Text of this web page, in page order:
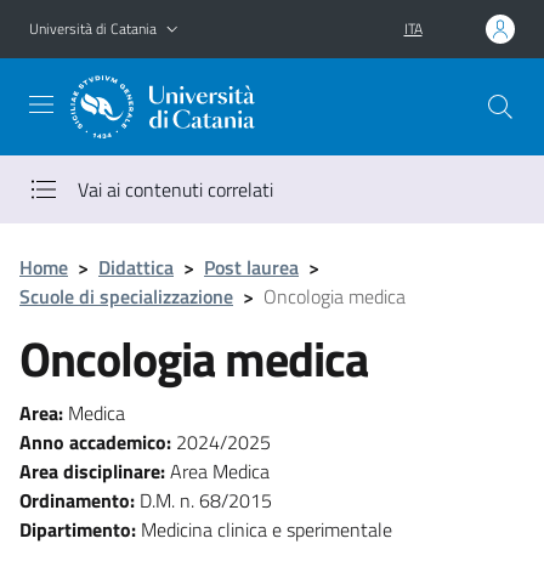
Vai al contenuto principale
Vai al menu di navigazione
Università di Catania ITA
Vai ai contenuti correlati
Home > Didattica > Post laurea >
Scuole di specializzazione > Oncologia medica
Oncologia medica
Area: Medica
Anno accademico: 2024/2025
Area disciplinare:Area Medica
Ordinamento: D.M. n. 68/2015
Dipartimento: Medicina clinica e sperimentale